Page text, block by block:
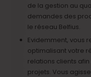
de la gestion au
demandes des
le réseau Belfius.
Evidemment, vous
optimalisant votre
relations clients
projets. Vous